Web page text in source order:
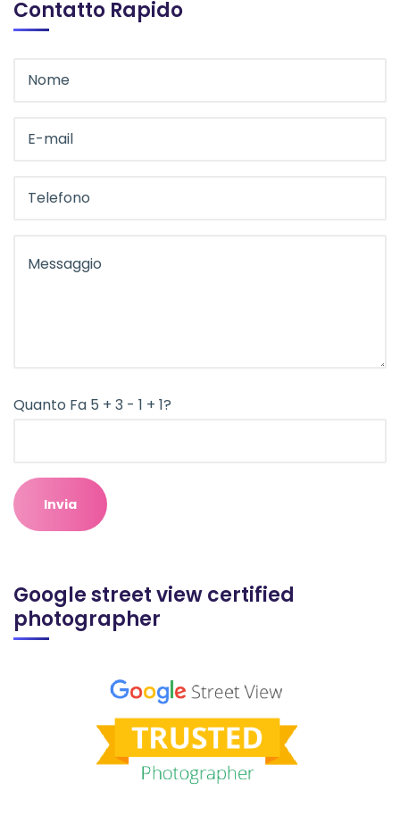
Contatto Rapido
Quanto Fa 5 + 3 - 1 + 1?
Google street view certified
photographer